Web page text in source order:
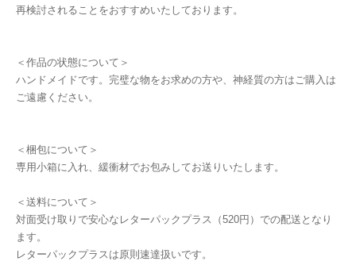
再検討されることをおすすめいたしております。
＜作品の状態について＞
ハンドメイドです。完璧な物をお求めの方や、神経質の方はご購入は
ご遠慮ください。
＜梱包について＞
専用小箱に入れ、緩衝材でお包みしてお送りいたします。
＜送料について＞
対面受け取りで安心なレターパックプラス（520円）での配送となり
ます。
レターパックプラスは原則速達扱いです。